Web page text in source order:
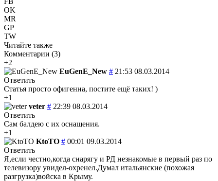
OK
MR
GP
TW
Читайте также
Комментарии (3)
+2
EuGenE_New # 21:53 08.03.2014
Ответить
Статья просто офигенна, постите ещё таких! )
+1
veter # 22:39 08.03.2014
Ответить
Сам балдею с их оснащения.
+1
KtoTO # 00:01 09.03.2014
Ответить
Я,если честно,когда снарягу и РД незнакомые в первый раз по
телевизору увидел-охренел.Думал итальянские (похожая
разгрузка)войска в Крыму.